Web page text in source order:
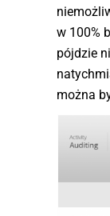
w 100%
pójdzie
można